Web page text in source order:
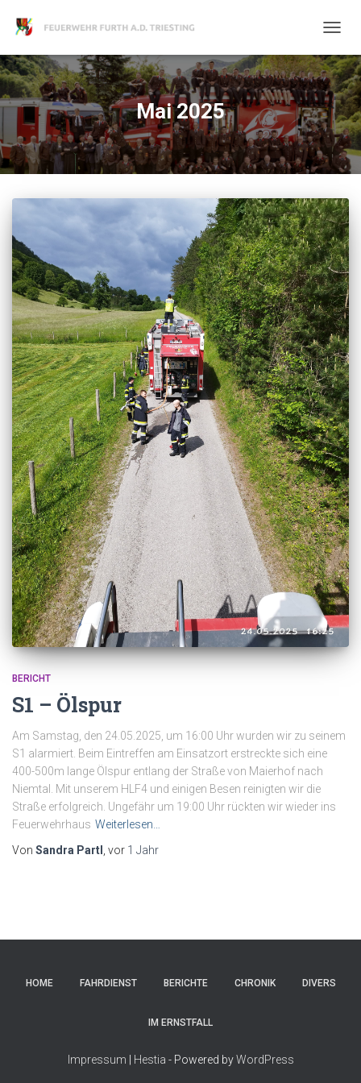
Mai 2025
BERICHT
S1 – Ölspur
Am Samstag, den 24.05.2025, um 16:00 Uhr wurden wir zu seinem
S1 alarmiert. Beim Eintreffen am Einsatzort erstreckte sich eine
400-500m lange Ölspur entlang der Straße von Maierhof nach
Niemtal. Mit unserem HLF4 und einigen Besen reinigten wir die
Straße erfolgreich. Ungefähr um 19:00 Uhr rückten wir wieder ins
Feuerwehrhaus Weiterlesen…
Von Sandra Partl , vor 1 Jahr
HOME FAHRDIENST BERICHTE CHRONIK DIVERS
IM ERNSTFALL
Impressum Hestia - Powered byWordPress